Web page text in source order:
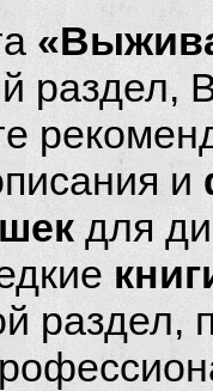
раздел,
и
для